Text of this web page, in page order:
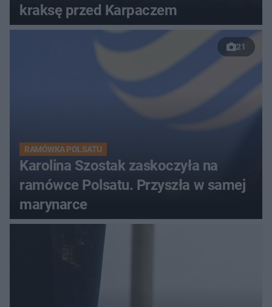
kraksę przed Karpaczem
21
RAMÓWKA POLSATU
Karolina Szostak zaskoczyła na
ramówce Polsatu. Przyszła w samej
marynarce